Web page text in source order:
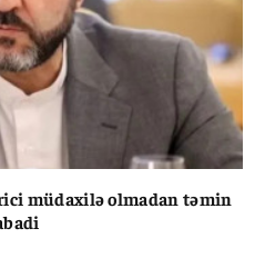
müdaxilə olmadan təmin